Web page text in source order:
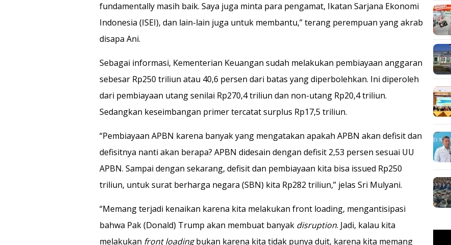
fundamentally masih baik. Saya juga minta para pengamat, Ikatan Sarjana Ekonomi
Indonesia (ISEI), dan lain-lain juga untuk membantu,” terang perempuan yang akrab
disapa Ani.
Sebagai informasi, Kementerian Keuangan sudah melakukan pembiayaan anggaran
sebesar Rp250 triliun atau 40,6 persen dari batas yang diperbolehkan. Ini diperoleh
dari pembiayaan utang senilai Rp270,4 triliun dan non-utang Rp20,4 triliun.
Sedangkan keseimbangan primer tercatat surplus Rp17,5 triliun.
“Pembiayaan APBN karena banyak yang mengatakan apakah APBN akan defisit dan
defisitnya nanti akan berapa? APBN didesain dengan defisit 2,53 persen sesuai UU
APBN. Sampai dengan sekarang, defisit dan pembiayaan kita bisa issued Rp250
triliun, untuk surat berharga negara (SBN) kita Rp282 triliun,” jelas Sri Mulyani.
“Memang terjadi kenaikan karena kita melakukan front loading, mengantisipasi
bahwa Pak (Donald) Trump akan membuat banyak disruption. Jadi, kalau kita
melakukan front loadingbukan karena kita tidak punya duit, karena kita memang